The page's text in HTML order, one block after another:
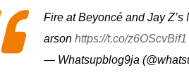
Fire at Beyoncé and Jay
arson https://t.co/z6OScvBif1
— Whatsupblog9ja